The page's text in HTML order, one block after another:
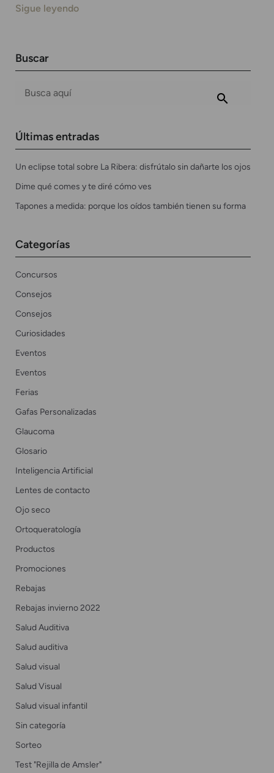
Sigue leyendo
Buscar
Últimas entradas
Un eclipse total sobre La Ribera: disfrútalo sin dañarte los ojos
Dime qué comes y te diré cómo ves
Tapones a medida: porque los oídos también tienen su forma
Categorías
Concursos
Consejos
Consejos
Curiosidades
Eventos
Eventos
Ferias
Gafas Personalizadas
Glaucoma
Glosario
Inteligencia Artificial
Lentes de contacto
Ojo seco
Ortoqueratología
Productos
Promociones
Rebajas
Rebajas invierno 2022
Salud Auditiva
Salud auditiva
Salud visual
Salud Visual
Salud visual infantil
Sin categoría
Sorteo
Test "Rejilla de Amsler"